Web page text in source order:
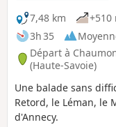
7,48 km
+510
3h 35
Départ à
(Haute-Savoie)
Une balade sans
Retord, le Léman, le
d'Annecy.